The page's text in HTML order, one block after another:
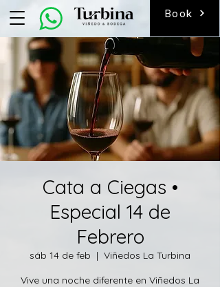
Book
Cata a Ciegas •
Especial 14 de
Febrero
sáb 14 de feb
  |
Viñedos La Turbina
Vive una noche diferente en Viñedos La